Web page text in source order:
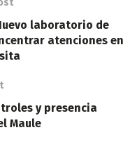
laboratorio de
atenciones en
y presencia
Maule